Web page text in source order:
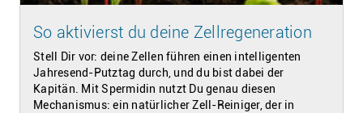
So aktivierst du deine Zellregeneration
Stell Dir vor: deine Zellen führen einen intelligenten
Jahresend-Putztag durch, und du bist dabei der
Kapitän. Mit Spermidin nutzt Du genau diesen
Mechanismus: ein natürlicher Zell-Reiniger, der in